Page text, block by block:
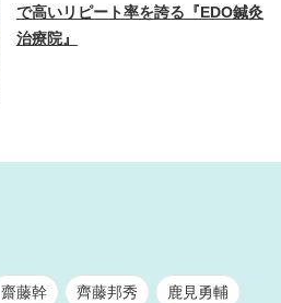
で高いリピート率を誇る『EDO鍼灸
治療院』
齋藤幹 齊藤邦秀 鹿見勇輔